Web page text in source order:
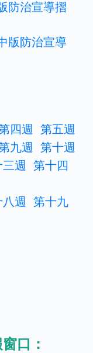
防治宣導摺
版防治宣導
四週
第五週
九週
第十週
週
第十四
週
第十九
口：